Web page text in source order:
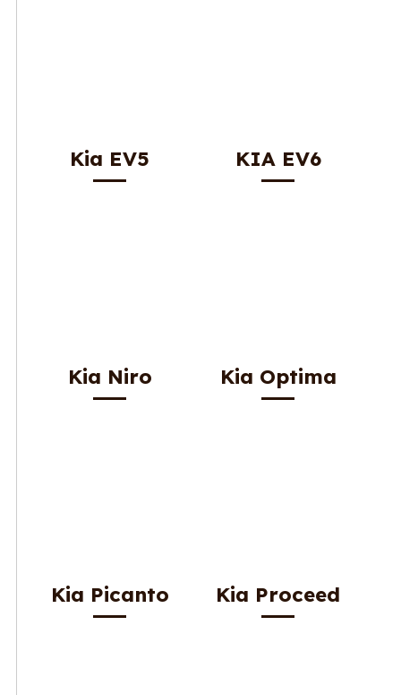
Kia EV5 KIA EV6
Kia Niro Kia Optima
Kia Picanto Kia Proceed